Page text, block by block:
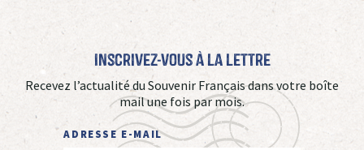
Inscrivez-vous à La Lettre
Recevez l’actualité du Souvenir Français dans votre boîte
mail une fois par mois.
ADRESSE E-MAIL